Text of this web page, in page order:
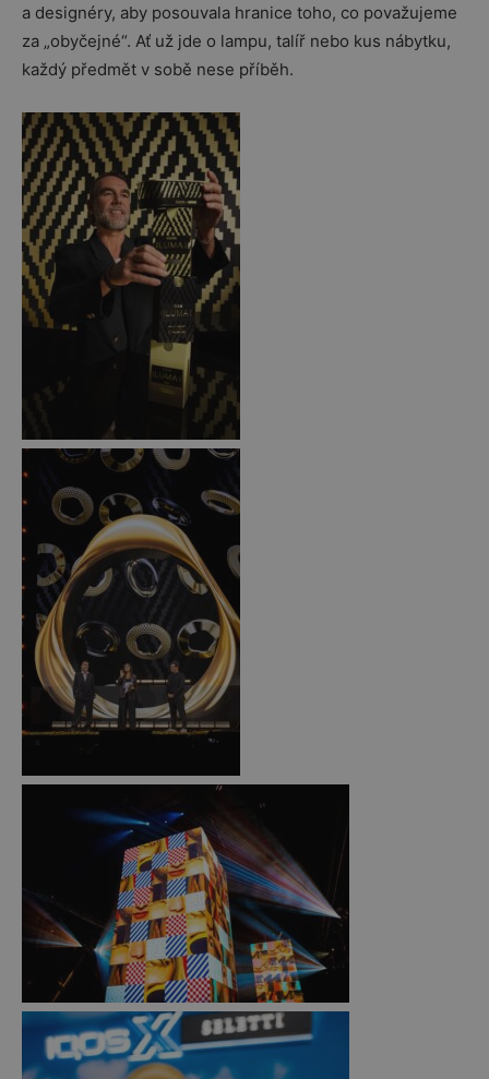
a designéry, aby posouvala hranice toho, co považujeme
za „obyčejné“. Ať už jde o lampu, talíř nebo kus nábytku,
každý předmět v sobě nese příběh.